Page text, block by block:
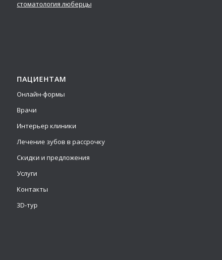
стоматология люберцы
ПАЦИЕНТАМ
Онлайн-формы
Врачи
Интерьер клиники
Лечение зубов в рассрочку
Скидки и предложения
Услуги
Контакты
3D-тур